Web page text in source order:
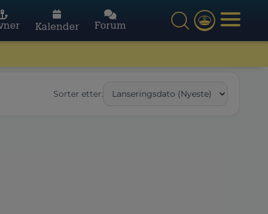
Kalender Forum
Sorter etter: